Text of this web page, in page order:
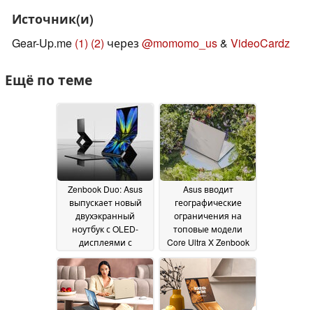
Источник(и)
Gear-Up.me (1) (2) через @momomo_us& VideoCardz
Ещё по теме
Zenbook Duo: Asus
выпускает новый
двухэкранный
ноутбук с OLED-
дисплеями с
нит
12 January 2026
Asus вводит
географические
ограничения на
топовые модели
Core Ultra X Zenbook
модели Zenbook S16
12 January 2026